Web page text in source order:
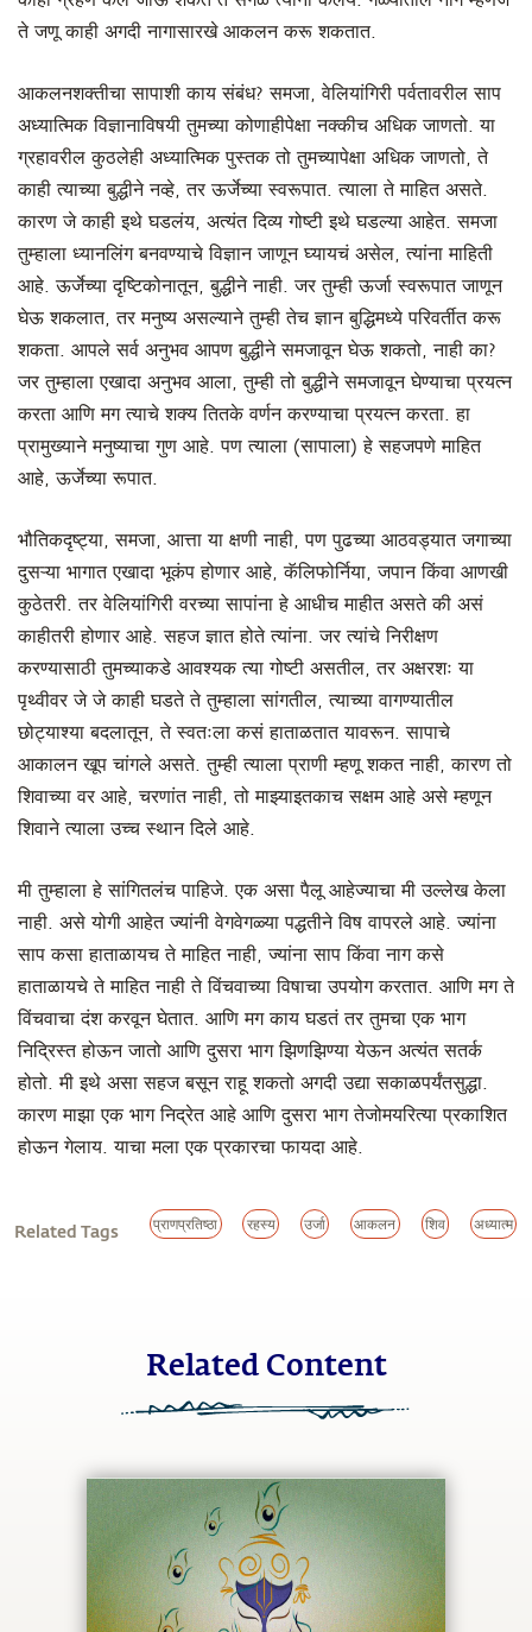
ते जणू काही अगदी नागासारखे आकलन करू शकतात.
आकलनशक्तीचा सापाशी काय संबंध? समजा, वेलियांगिरी पर्वतावरील साप
अध्यात्मिक विज्ञानाविषयी तुमच्या कोणाहीपेक्षा नक्कीच अधिक जाणतो. या
ग्रहावरील कुठलेही अध्यात्मिक पुस्तक तो तुमच्यापेक्षा अधिक जाणतो, ते
काही त्याच्या बुद्धीने नव्हे, तर ऊर्जेच्या स्वरूपात. त्याला ते माहित असते.
कारण जे काही इथे घडलंय, अत्यंत दिव्य गोष्टी इथे घडल्या आहेत. समजा
तुम्हाला ध्यानलिंग बनवण्याचे विज्ञान जाणून घ्यायचं असेल, त्यांना माहिती
आहे. ऊर्जेच्या दृष्टिकोनातून, बुद्धीने नाही. जर तुम्ही ऊर्जा स्वरूपात जाणून
घेऊ शकलात, तर मनुष्य असल्याने तुम्ही तेच ज्ञान बुद्धिमध्ये परिवर्तीत करू
शकता. आपले सर्व अनुभव आपण बुद्धीने समजावून घेऊ शकतो, नाही का?
जर तुम्हाला एखादा अनुभव आला, तुम्ही तो बुद्धीने समजावून घेण्याचा प्रयत्न
करता आणि मग त्याचे शक्य तितके वर्णन करण्याचा प्रयत्न करता. हा
प्रामुख्याने मनुष्याचा गुण आहे. पण त्याला (सापाला) हे सहजपणे माहित
आहे, ऊर्जेच्या रूपात.
भौतिकदृष्ट्या, समजा, आत्ता या क्षणी नाही, पण पुढच्या आठवड्यात जगाच्या
दुसऱ्या भागात एखादा भूकंप होणार आहे, कॅलिफोर्निया, जपान किंवा आणखी
कुठेतरी. तर वेलियांगिरी वरच्या सापांना हे आधीच माहीत असते की असं
काहीतरी होणार आहे. सहज ज्ञात होते त्यांना. जर त्यांचे निरीक्षण
करण्यासाठी तुमच्याकडे आवश्यक त्या गोष्टी असतील, तर अक्षरशः या
पृथ्वीवर जे जे काही घडते ते तुम्हाला सांगतील, त्याच्या वागण्यातील
छोट्याश्या बदलातून, ते स्वतःला कसं हाताळतात यावरून. सापाचे
आकालन खूप चांगले असते. तुम्ही त्याला प्राणी म्हणू शकत नाही, कारण तो
शिवाच्या वर आहे, चरणांत नाही, तो माझ्याइतकाच सक्षम आहे असे म्हणून
शिवाने त्याला उच्च स्थान दिले आहे.
मी तुम्हाला हे सांगितलंच पाहिजे. एक असा पैलू आहेज्याचा मी उल्लेख केला
नाही. असे योगी आहेत ज्यांनी वेगवेगळ्या पद्धतीने विष वापरले आहे. ज्यांना
साप कसा हाताळायच ते माहित नाही, ज्यांना साप किंवा नाग कसे
हाताळायचे ते माहित नाही ते विंचवाच्या विषाचा उपयोग करतात. आणि मग ते
विंचवाचा दंश करवून घेतात. आणि मग काय घडतं तर तुमचा एक भाग
निद्रिस्त होऊन जातो आणि दुसरा भाग झिणझिण्या येऊन अत्यंत सतर्क
होतो. मी इथे असा सहज बसून राहू शकतो अगदी उद्या सकाळपर्यंतसुद्धा.
कारण माझा एक भाग निद्रेत आहे आणि दुसरा भाग तेजोमयरित्या प्रकाशित
होऊन गेलाय. याचा मला एक प्रकारचा फायदा आहे.
Related Tags प्राणप्रतिष्ठा रहस्य उर्जा आकलन शिव अध्यात्म
Related Content